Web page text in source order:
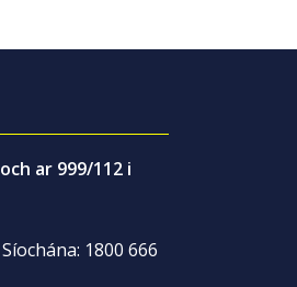
ar 999/112 i
1800 666